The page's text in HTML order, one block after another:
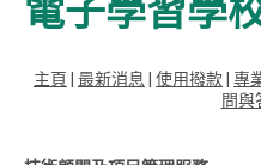
主頁 | 最新消息 | 使用撥款| 專
問與